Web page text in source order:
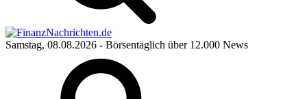
Samstag, 08.08.2026 - Börsentäglich über 12.000 News